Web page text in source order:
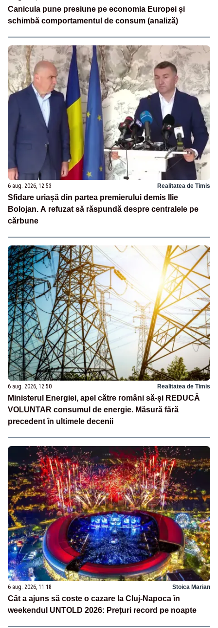
Canicula pune presiune pe economia Europei și
schimbă comportamentul de consum (analiză)
6 aug. 2026, 12:53 Realitatea de Timis
Sfidare uriașă din partea premierului demis Ilie
Bolojan. A refuzat să răspundă despre centralele pe
cărbune
6 aug. 2026, 12:50 Realitatea de Timis
Ministerul Energiei, apel către români să-și REDUCĂ
VOLUNTAR consumul de energie. Măsură fără
precedent în ultimele decenii
6 aug. 2026, 11:18 Stoica Marian
Cât a ajuns să coste o cazare la Cluj-Napoca în
weekendul UNTOLD 2026: Prețuri record pe noapte